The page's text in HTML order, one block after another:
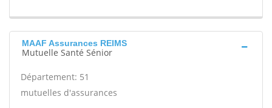
MAAF Assurances REIMS
Mutuelle Santé Sénior
Département: 51
mutuelles d'assurances